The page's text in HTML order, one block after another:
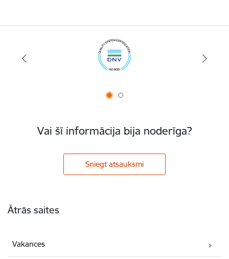
Vai šī informācija bija noderīga?
Sniegt atsauksmi
Ātrās saites
Vakances